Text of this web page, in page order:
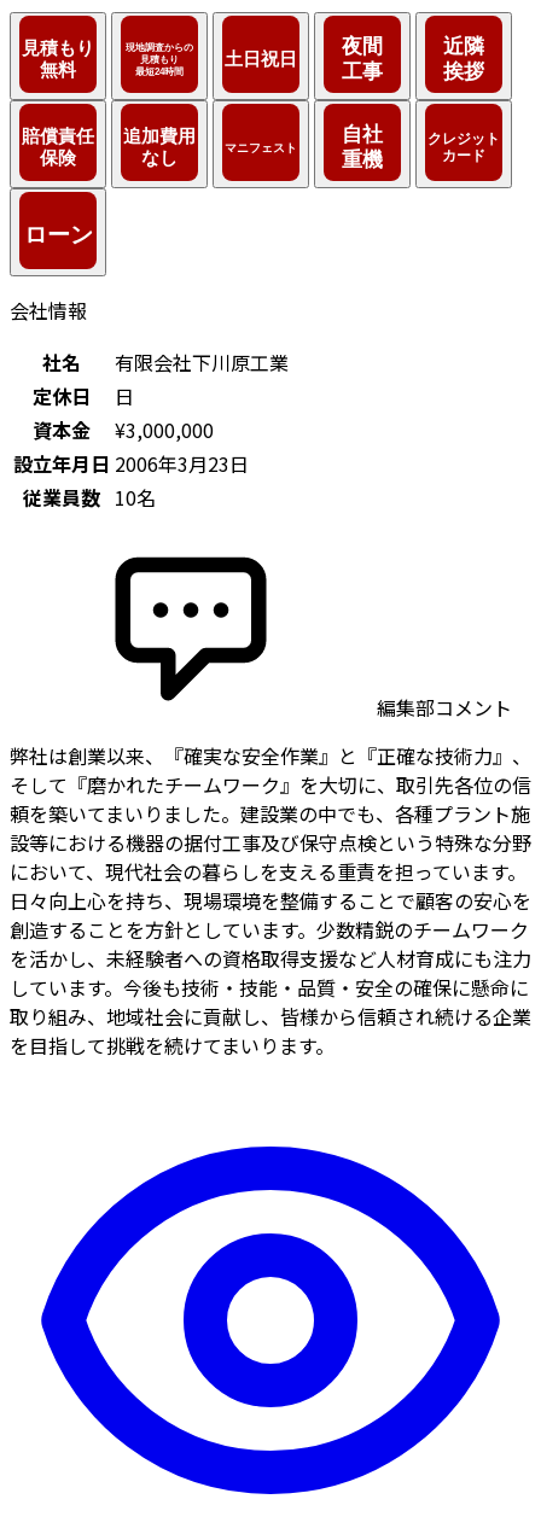
会社情報
社名
有限会社下川原工業
定休日
日
資本金
¥3,000,000
設立年月日 2006年3月23日
従業員数 10名
編集部コメント
弊社は創業以来、『確実な安全作業』と『正確な技術力』、
そして『磨かれたチームワーク』を大切に、取引先各位の信
頼を築いてまいりました。建設業の中でも、各種プラント施
設等における機器の据付工事及び保守点検という特殊な分野
において、現代社会の暮らしを支える重責を担っています。
日々向上心を持ち、現場環境を整備することで顧客の安心を
創造することを方針としています。少数精鋭のチームワーク
を活かし、未経験者への資格取得支援など人材育成にも注力
しています。今後も技術・技能・品質・安全の確保に懸命に
取り組み、地域社会に貢献し、皆様から信頼され続ける企業
を目指して挑戦を続けてまいります。